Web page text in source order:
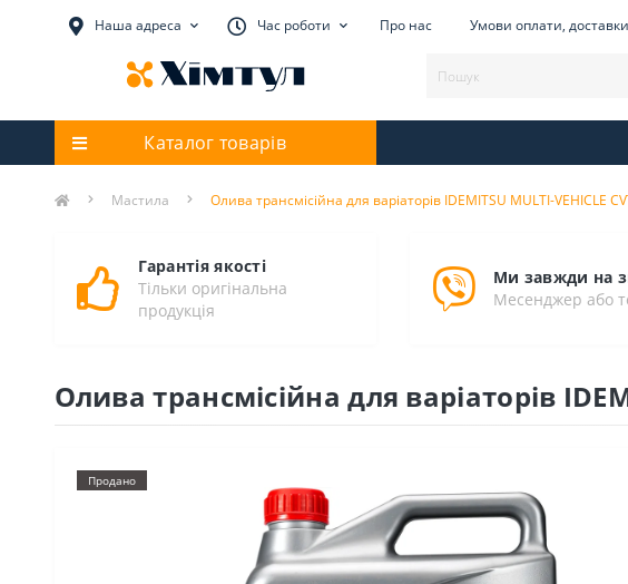
Наша адреса Час роботи Про нас Умови оплати, доставки
Каталог товарів
Мастила Олива трансмісійна для варіаторів IDEMITSU MULTI-VEHICLE
Гарантія якості
Тільки оригінальна
продукція
Ми завжди на
Месенджер або
Олива трансмісійна для варіаторів
Продано